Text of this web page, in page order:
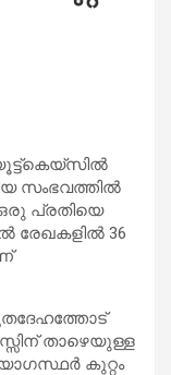
സംഭവത്തിൽ
പ്രതിയെ
രേഖകളിൽ 36
താഴെയുള്ള
കുറ്റം